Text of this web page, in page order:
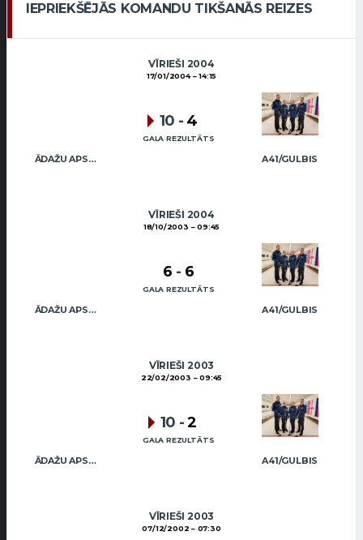
IEPRIEKŠĒJĀS KOMANDU TIKŠANĀS REIZES
VĪRIEŠI 2004
17/01/2004 14:15
ĀDAŽU APSARDZE A41/GULBIS
10 - 4
GALA REZULTĀTS
VĪRIEŠI 2004
18/10/2003 09:45
ĀDAŽU APSARDZE A41/GULBIS
6 - 6
GALA REZULTĀTS
VĪRIEŠI 2003
22/02/2003 09:45
ĀDAŽU APSARDZE A41/GULBIS
10 -2
GALA REZULTĀTS
VĪRIEŠI 2003
07/12/2002 07:30